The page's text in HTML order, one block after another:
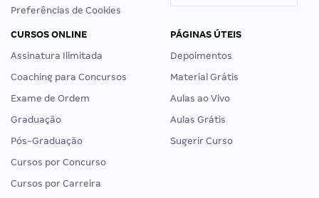
Preferências de Cookies
CURSOS ONLINE
Assinatura Ilimitada
Coaching para Concursos
Exame de Ordem
Graduação
Pós-Graduação
Cursos por Concurso
Cursos por Carreira
PÁGINAS ÚTEIS
Depoimentos
Material Grátis
Aulas ao Vivo
Aulas Grátis
Sugerir Curso